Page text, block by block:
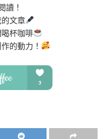
讀！
文章
杯咖啡
的動力！